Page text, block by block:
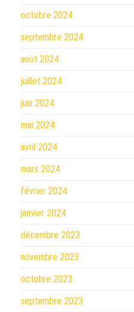
octobre 2024
septembre 2024
août 2024
juillet 2024
juin 2024
mai 2024
avril 2024
mars 2024
février 2024
janvier 2024
décembre 2023
novembre 2023
octobre 2023
septembre 2023